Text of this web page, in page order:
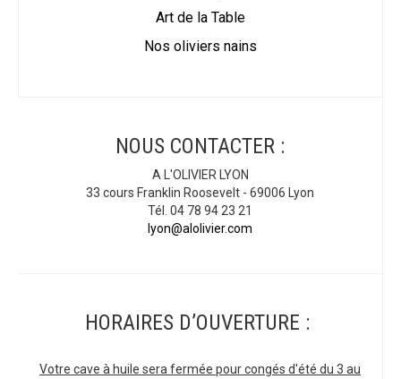
Art de la Table
Nos oliviers nains
NOUS CONTACTER :
A L'OLIVIER LYON
33 cours Franklin Roosevelt - 69006 Lyon
Tél. 04 78 94 23 21
lyon@alolivier.com
HORAIRES D’OUVERTURE :
Votre cave à huile sera fermée pour congés d'été du 3 au